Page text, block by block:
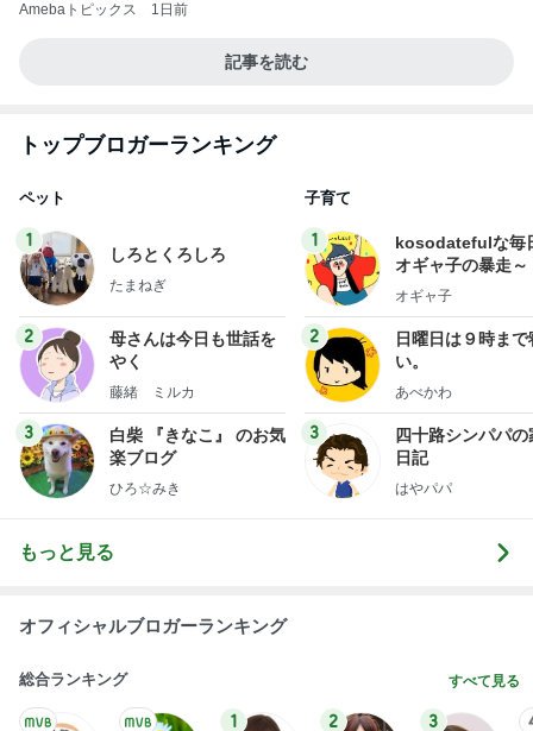
Amebaトピックス 1日前
記事を読む
トップブロガーランキング
ペット
1
しろとくろしろ
たまねぎ
2
母さんは今日も世話を
やく
藤緒 ミルカ
3
白柴 『きなこ』 のお気
楽ブログ
ひろ☆みき
子育て
1
kosodatefulな毎
オギャ子の暴走～
オギャ子
2
日曜日は９時まで
い。
あべかわ
3
四十路シンパパの
日記
はやパパ
もっと見る
オフィシャルブロガーランキング
総合ランキング すべて見る
1 2 3